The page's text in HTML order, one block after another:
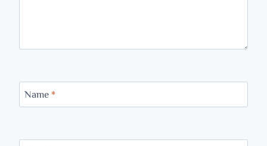
Name *